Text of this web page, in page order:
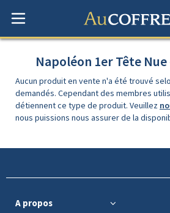
Napoléon 1er Tête
Aucun produit en vente n'a été trouvé
demandés. Cependant des membres
détiennent ce type de produit. Veuillez
nous puissions nous assurer de la
A propos